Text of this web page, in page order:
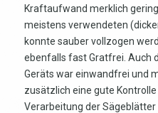
Kraftaufwand merklich
meistens verwendeten
konnte sauber vollzogen
ebenfalls fast Gratfrei. Auch
Geräts war einwandfrei und
zusätzlich eine gute Kontrolle
Verarbeitung der